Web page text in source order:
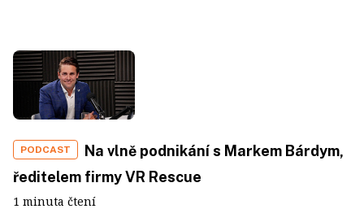
PODCAST
Na vlně podnikání s Markem Bárdym,
ředitelem firmy VR Rescue
1 minuta čtení